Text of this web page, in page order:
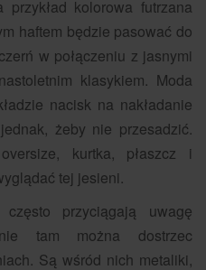
kolorowa futrzana
haftem będzie pasować do
w połączeniu z jasnymi
klasykiem. Moda
nacisk na nakładanie
żeby nie przesadzić.
kurtka, płaszcz i
tej jesieni.
przyciągają uwagę
tam można dostrzec
Są wśród nich metaliki,